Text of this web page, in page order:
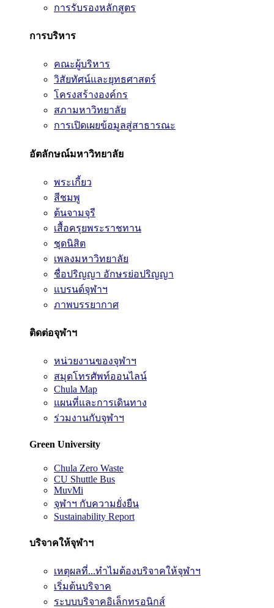
การรับรองหลักสูตร
การบริหาร
คณะผู้บริหาร
วิสัยทัศน์และยุทธศาสตร์
โครงสร้างองค์กร
สภามหาวิทยาลัย
การเปิดเผยข้อมูลสู่สาธารณะ
อัตลักษณ์มหาวิทยาลัย
พระเกี้ยว
สีชมพู
ต้นจามจุรี
เสื้อครุยพระราชทาน
ชุดนิสิต
เพลงมหาวิทยาลัย
ชื่อปริญญา อักษรย่อปริญญา
แบรนด์จุฬาฯ
ภาพบรรยากาศ
ติดต่อจุฬาฯ
หน่วยงานของจุฬาฯ
สมุดโทรศัพท์ออนไลน์
Chula Map
แผนที่และการเดินทาง
ร่วมงานกับจุฬาฯ
Green University
Chula Zero Waste
CU Shuttle Bus
MuvMi
จุฬาฯ กับความยั่งยืน
Sustainability Report
บริจาคให้จุฬาฯ
เหตุผลที่...ทำไมต้องบริจาคให้จุฬาฯ
เริ่มต้นบริจาค
ระบบบริจาคอิเล็กทรอนิกส์